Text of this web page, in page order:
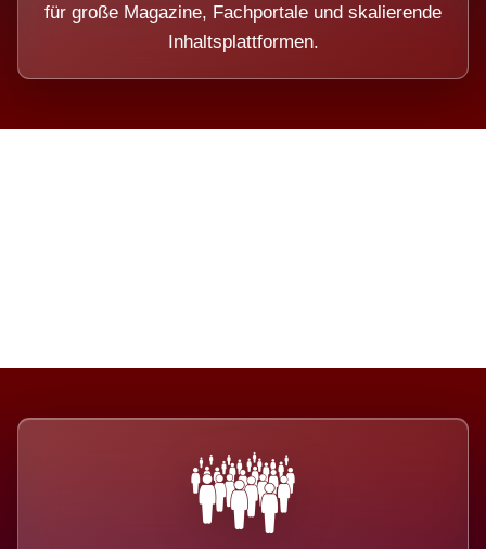
für große Magazine, Fachportale und skalierende
Inhaltsplattformen.